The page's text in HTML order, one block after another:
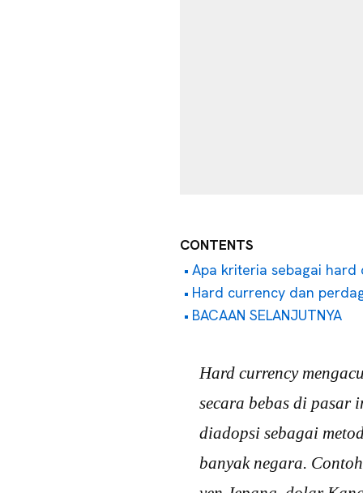
CONTENTS
Apa kriteria sebagai hard
Hard currency dan
BACAAN SELANJUTNYA
Hard currency
secara bebas di pasar
diadopsi sebagai
banyak negara.